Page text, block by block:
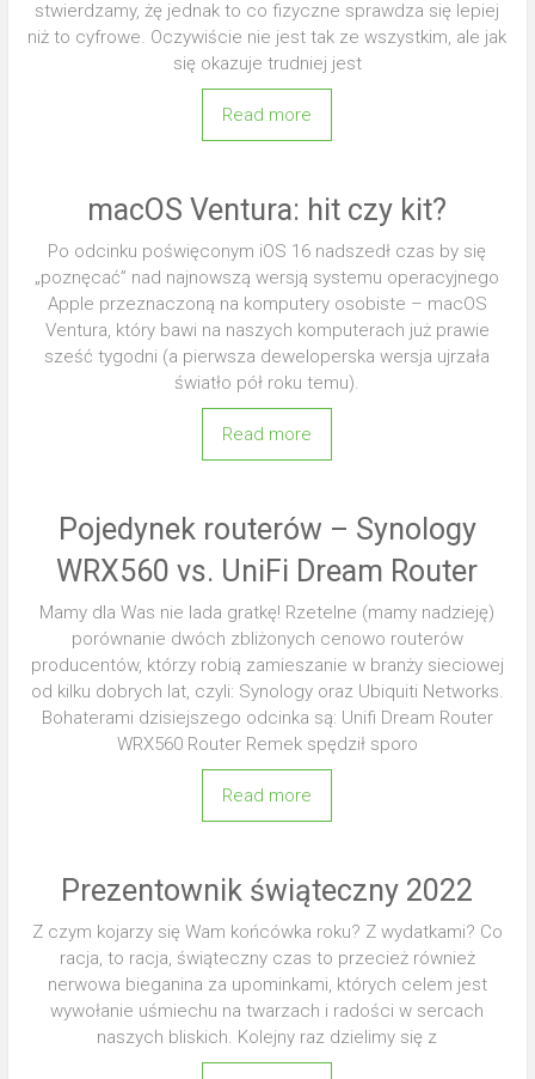
stwierdzamy, żę jednak to co fizyczne sprawdza się lepiej
niż to cyfrowe. Oczywiście nie jest tak ze wszystkim, ale jak
się okazuje trudniej jest
Read more
macOS Ventura: hit czy kit?
Po odcinku poświęconym iOS 16 nadszedł czas by się
„poznęcać” nad najnowszą wersją systemu operacyjnego
Apple przeznaczoną na komputery osobiste – macOS
Ventura, który bawi na naszych komputerach już prawie
sześć tygodni (a pierwsza deweloperska wersja ujrzała
światło pół roku temu).
Read more
Pojedynek routerów – Synology
WRX560 vs. UniFi Dream Router
Mamy dla Was nie lada gratkę! Rzetelne (mamy nadzieję)
porównanie dwóch zbliżonych cenowo routerów
producentów, którzy robią zamieszanie w branży sieciowej
od kilku dobrych lat, czyli: Synology oraz Ubiquiti Networks.
Bohaterami dzisiejszego odcinka są: Unifi Dream Router
WRX560 Router Remek spędził sporo
Read more
Prezentownik świąteczny 2022
Z czym kojarzy się Wam końcówka roku? Z wydatkami? Co
racja, to racja, świąteczny czas to przecież również
nerwowa bieganina za upominkami, których celem jest
wywołanie uśmiechu na twarzach i radości w sercach
naszych bliskich. Kolejny raz dzielimy się z